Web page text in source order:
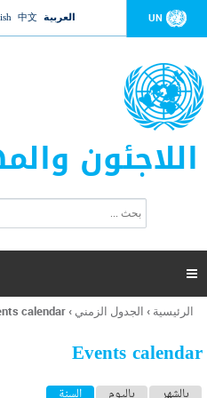
UN العربية 中文
اللاجئون
ت
ر
ل
ح
ب

أنت
هنا
الرئيسية › الجدول الزمني ›
calendar
Events calendar